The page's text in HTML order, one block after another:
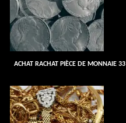
ACHAT RACHAT PIÈCE DE MONNAIE 33